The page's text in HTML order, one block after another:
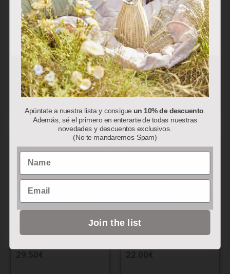
Bandeja Metal Blanco
c/Torniquete
38.00€
Bandeja Rectangular
Paulonia
Bandeja Rectangular
29.50€
Bandeja Rectangular
22.00€
Aceptar Rechazar Personalizar
Apúntate a nuestra lista y consigue un 10% de descuento
Además, sé el primero en enterarte de todas nuestras
novedades y descuentos exclusivos.
(No te mandaremos Spam)
Name
Email
Join the list